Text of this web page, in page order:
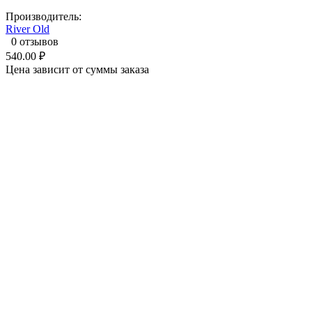
Производитель:
River Old
0 отзывов
540.00 ₽
Цена зависит от суммы заказа